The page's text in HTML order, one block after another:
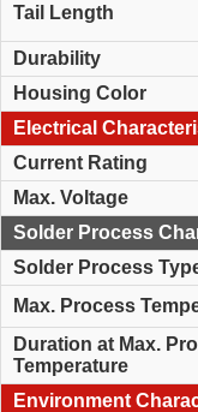
Tail Length
Durability
Housing Color
Electrical
Current Rating
Max. Voltage
Solder Process
Solder Process
Max. Process
Duration at Max.
Temperature
Environment